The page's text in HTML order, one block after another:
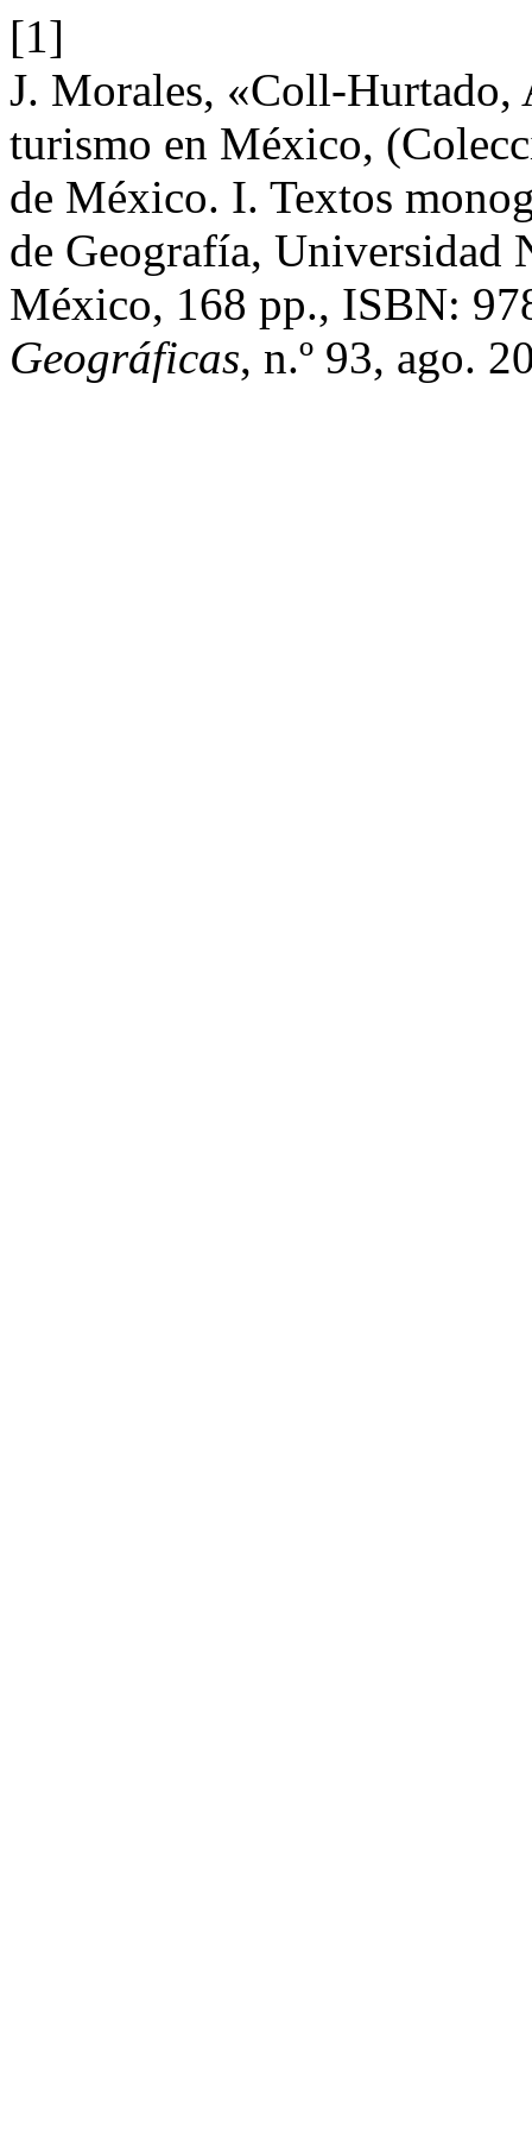
[1]
J. Morales, «Coll-
turismo en México,
de México. I. Textos
de Geografía, Universidad
México, 168 pp., ISBN:
Geográficas, n.º 93, ago.